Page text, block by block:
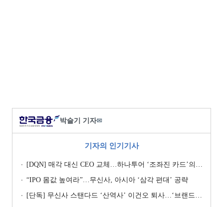
박슬기 기자✉
기자의 인기기사
[DQN] 매각 대신 CEO 교체…하나투어 ‘조좌진 카드’의 속내 [Z-스코어 기업가치 바로보기]
“IPO 몸값 높여라”…무신사, 아시아 ‘삼각 편대’ 공략
[단독] 무신사 스탠다드 ‘산역사’ 이건오 퇴사…‘브랜드 정체성’ 전환점 맞나